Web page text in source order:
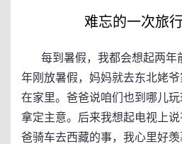
难忘的一次旅
每到暑假，我都会想起两年
年刚放暑假，妈妈就去东北姥
在家里。爸爸说咱们也到哪儿
拿定主意。后来我想起电视上
爸骑车去西藏的事，我心里好